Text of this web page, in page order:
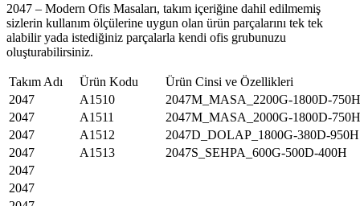
2047 – Modern Ofis Masaları, takım içeriğine dahil edilmemiş
sizlerin kullanım ölçülerine uygun olan ürün parçalarını tek tek
alabilir yada istediğiniz parçalarla kendi ofis grubunuzu
oluşturabilirsiniz.
Takım Adı Ürün Kodu
Ürün Cinsi ve Özellikleri
2047
A1510
2047M_MASA_2200G-1800D-750H
2047
A1511
2047M_MASA_2000G-1800D-750H
2047
A1512
2047D_DOLAP_1800G-380D-950H
2047
A1513
2047S_SEHPA_600G-500D-400H
2047
2047